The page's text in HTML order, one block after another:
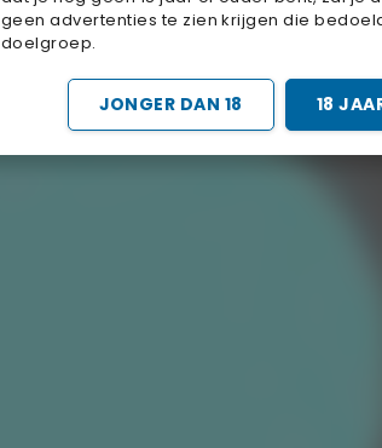
geen advertenties te zien krijgen die
doelgroep.
JONGER DAN 18 18